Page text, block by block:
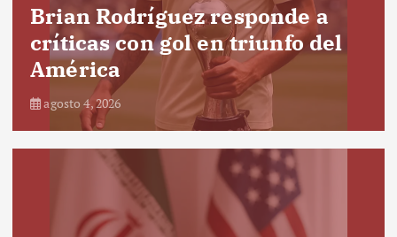
Brian Rodríguez responde a
críticas con gol en triunfo del
América
agosto 4, 2026